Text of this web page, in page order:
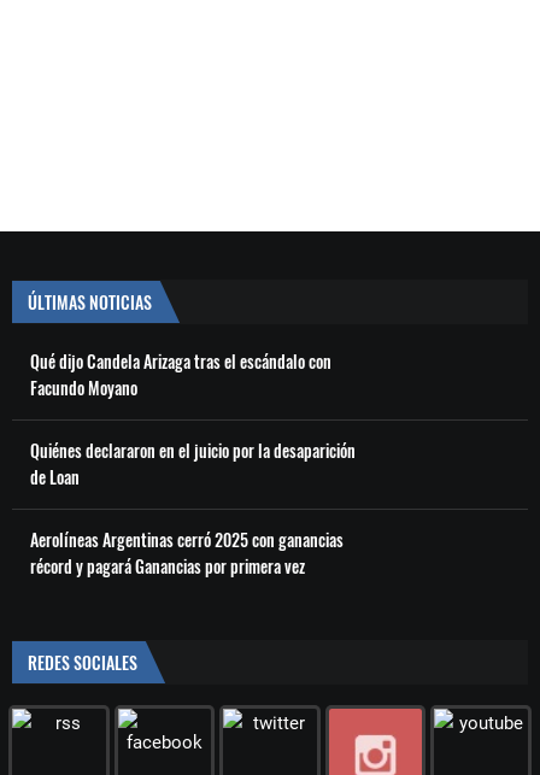
ÚLTIMAS NOTICIAS
Qué dijo Candela Arizaga tras el escándalo con
Facundo Moyano
Quiénes declararon en el juicio por la desaparición
de Loan
Aerolíneas Argentinas cerró 2025 con ganancias
récord y pagará Ganancias por primera vez
REDES SOCIALES